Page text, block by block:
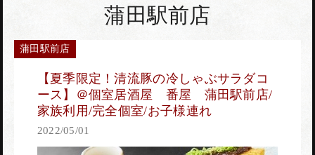
蒲田駅前店
蒲田駅前店
【夏季限定！清流豚の冷しゃぶサラダコ
ース】＠個室居酒屋 番屋 蒲田駅前店/
家族利用/完全個室/お子様連れ
2022/05/01